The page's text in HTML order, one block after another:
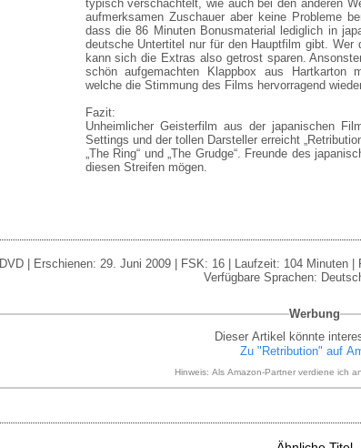
typisch verschachtelt, wie auch bei den anderen
aufmerksamen Zuschauer aber keine Probleme
dass die 86 Minuten Bonusmaterial lediglich in
deutsche Untertitel nur für den Hauptfilm gibt.
kann sich die Extras also getrost sparen.
schön aufgemachten Klappbox aus Hartkarton
welche die Stimmung des Films hervorragend
Fazit:
Unheimlicher Geisterfilm aus der japanischen
Settings und der tollen Darsteller erreicht
„The Ring“ und „The Grudge“. Freunde des
diesen Streifen mögen.
DVD | Erschienen: 29. Juni 2009 | FSK: 16 | Laufzeit: 104 Minuten |
Verfügbare Sprachen:
Werbung
Dieser Artikel könnte
Zu "Retribution" auf
Hinweis: Als Amazon-Partner verdiene ich